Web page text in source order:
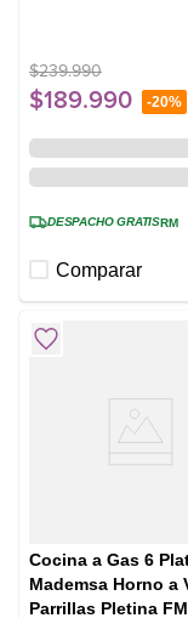
$239.990
$189.990 -20%
DESPACHO GRATISRM
Comparar
Cocina a Gas 6
Mademsa Horno a
Parrillas Pletina